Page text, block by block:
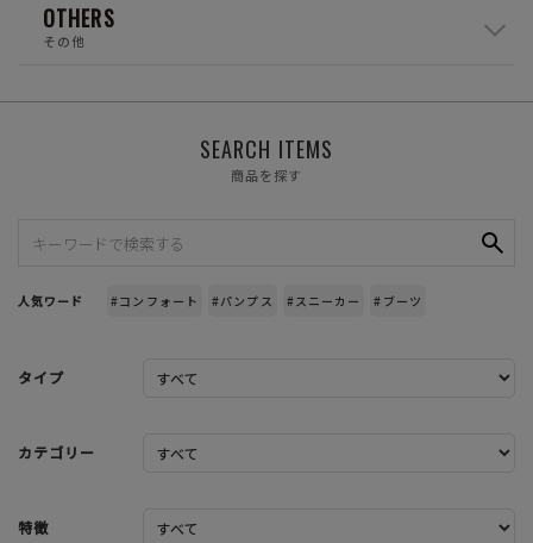
OTHERS
その他
SEARCH ITEMS
商品を探す
人気ワード #コンフォート #パンプス #スニーカー #ブーツ
タイプ
カテゴリー
特徴